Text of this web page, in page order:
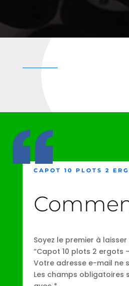
CAPOT 10 PLOTS 2
Soyez le premier à
“Capot 10 plots 2 ergots –
Votre adresse e-mail ne
Les champs obligatoires